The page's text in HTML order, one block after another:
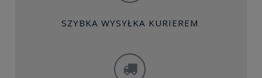
SZYBKA WYSYŁKA KURIEREM